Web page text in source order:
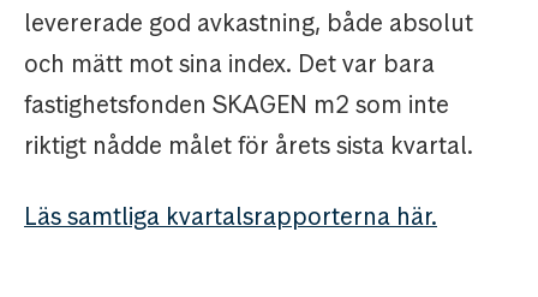
levererade god avkastning, både absolut
och mätt mot sina index. Det var bara
fastighetsfonden SKAGEN m2 som inte
riktigt nådde målet för årets sista kvartal.
Läs samtliga kvartalsrapporterna här.